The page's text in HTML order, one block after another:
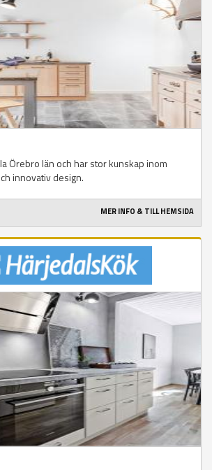
Örebro län och har stor kunskap inom
innovativ design.
MER INFO & TILL HEMSIDA